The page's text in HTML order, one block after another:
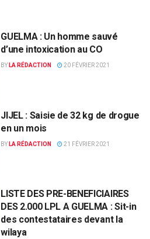
GUELMA : Un homme sauvé
d’une intoxication au CO
BY LA RÉDACTION 20 FÉVRIER 2021
JIJEL : Saisie de 32 kg de drogue
en un mois
BY LA RÉDACTION 21 FÉVRIER 2021
LISTE DES PRE-BENEFICIAIRES
DES 2.000 LPL A GUELMA : Sit-in
des contestataires devant la
wilaya